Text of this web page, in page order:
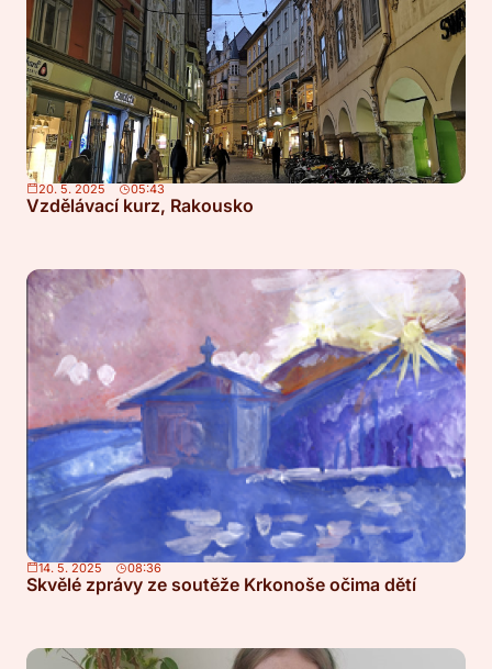
20. 5. 2025 05:43
Vzdělávací kurz, Rakousko
14. 5. 2025 08:36
Skvělé zprávy ze soutěže Krkonoše očima dětí